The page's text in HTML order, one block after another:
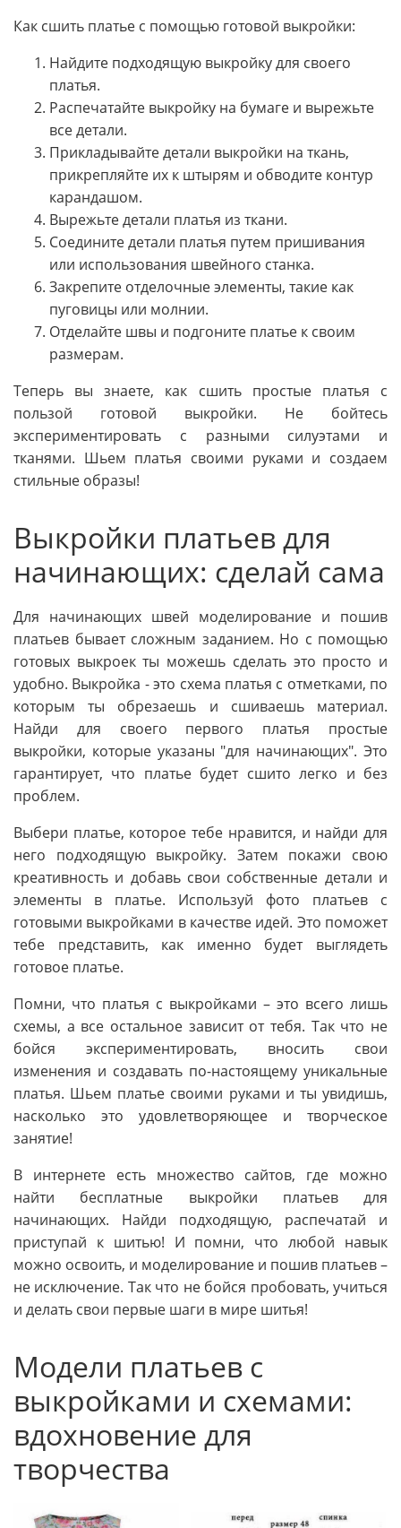
Как сшить платье с помощью готовой выкройки:
Найдите подходящую выкройку для своего
платья.
Распечатайте выкройку на бумаге и вырежьте
все детали.
Прикладывайте детали выкройки на ткань,
прикрепляйте их к штырям и обводите контур
карандашом.
Вырежьте детали платья из ткани.
Соедините детали платья путем пришивания
или использования швейного станка.
Закрепите отделочные элементы, такие как
пуговицы или молнии.
Отделайте швы и подгоните платье к своим
размерам.
Теперь вы знаете, как сшить простые платья с
пользой готовой выкройки. Не бойтесь
экспериментировать с разными силуэтами и
тканями. Шьем платья своими руками и создаем
стильные образы!
Выкройки платьев для
начинающих: сделай сама
Для начинающих швей моделирование и пошив
платьев бывает сложным заданием. Но с помощью
готовых выкроек ты можешь сделать это просто и
удобно. Выкройка - это схема платья с отметками, по
которым ты обрезаешь и сшиваешь материал.
Найди для своего первого платья простые
выкройки, которые указаны "для начинающих". Это
гарантирует, что платье будет сшито легко и без
проблем.
Выбери платье, которое тебе нравится, и найди для
него подходящую выкройку. Затем покажи свою
креативность и добавь свои собственные детали и
элементы в платье. Используй фото платьев с
готовыми выкройками в качестве идей. Это поможет
тебе представить, как именно будет выглядеть
готовое платье.
Помни, что платья с выкройками – это всего лишь
схемы, а все остальное зависит от тебя. Так что не
бойся экспериментировать, вносить свои
изменения и создавать по-настоящему уникальные
платья. Шьем платье своими руками и ты увидишь,
насколько это удовлетворяющее и творческое
занятие!
В интернете есть множество сайтов, где можно
найти бесплатные выкройки платьев для
начинающих. Найди подходящую, распечатай и
приступай к шитью! И помни, что любой навык
можно освоить, и моделирование и пошив платьев –
не исключение. Так что не бойся пробовать, учиться
и делать свои первые шаги в мире шитья!
Модели платьев с
выкройками и схемами:
вдохновение для
творчества